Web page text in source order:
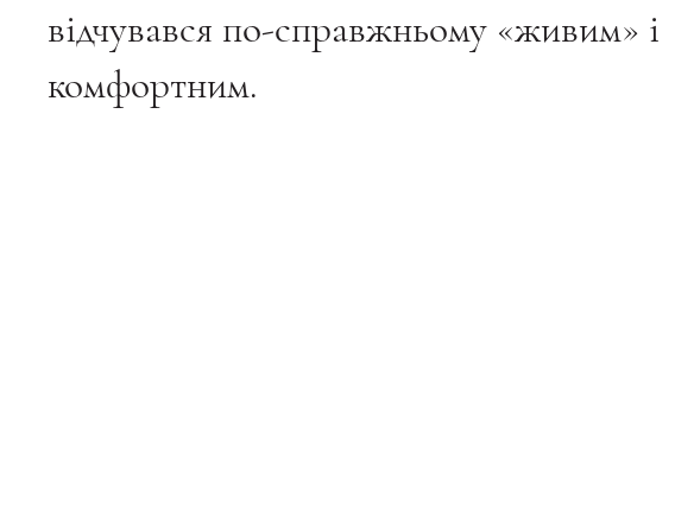
відчувався по-справжньому «живим» і
комфортним.